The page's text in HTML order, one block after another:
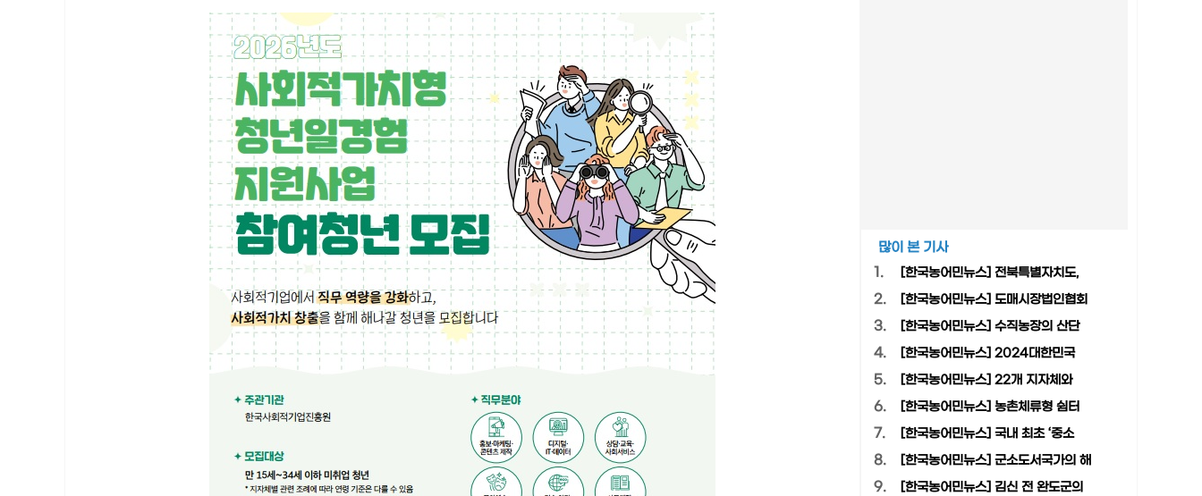
많이 본 기사
1.
[한국농어민뉴스] 전북특별자치도,
2. [한국농어민뉴스] 도매시장법인협회
3. [한국농어민뉴스] 수직농장의 산단
4. [한국농어민뉴스] 2024대한민국
5. [한국농어민뉴스] 22개 지자체와
6. [한국농어민뉴스] 농촌체류형 쉼터
7. [한국농어민뉴스] 국내 최초 ‘중소
8. [한국농어민뉴스] 군소도서국가의 해
9. [한국농어민뉴스] 김신 전 완도군의